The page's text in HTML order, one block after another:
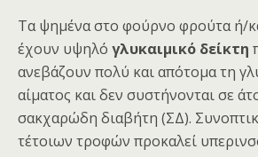
Τα ψημένα στο φούρνο φρούτα ή/
έχουν υψηλό γλυκαιμικό δείκτη
ανεβάζουν πολύ και απότομα τη
αίματος και δεν συστήνονται σε
σακχαρώδη διαβήτη (ΣΔ).
τέτοιων τροφών προκαλεί